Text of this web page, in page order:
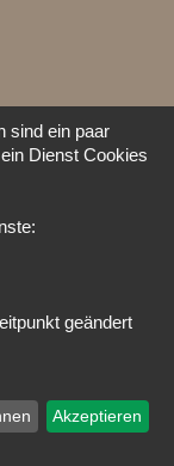
sind ein paar
Dienst Cookies
geändert
Akzeptieren